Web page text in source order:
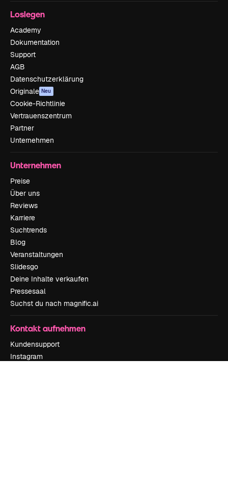
Loslegen
Academy
Dokumentation
Support
AGB
Datenschutzerklärung
Originale Neu
Cookie-Richtlinie
Vertrauenszentrum
Partner
Unternehmen
Unternehmen
Preise
Über uns
Reviews
Karriere
Suchtrends
Blog
Veranstaltungen
Slidesgo
Deine Inhalte verkaufen
Pressesaal
Suchst du nach magnific.ai
Kontakt aufnehmen
Kundensupport
Instagram